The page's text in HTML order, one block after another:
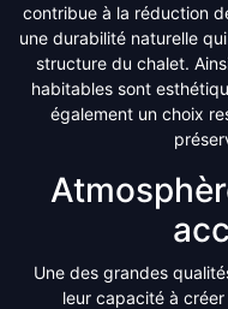
contribue à la réduction
une durabilité naturelle
structure du chalet.
habitables sont
également un choix
Une des grandes
leur capacité à